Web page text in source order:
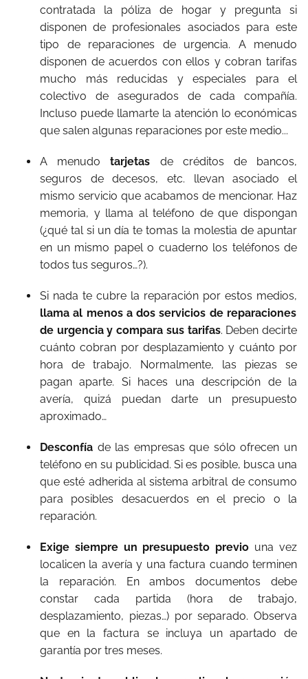
contratada la póliza de hogar y pregunta si
disponen de profesionales asociados para este
tipo de reparaciones de urgencia. A menudo
disponen de acuerdos con ellos y cobran tarifas
mucho más reducidas y especiales para el
colectivo de asegurados de cada compañía.
Incluso puede llamarte la atención lo económicas
que salen algunas reparaciones por este medio...
A menudotarjetas de créditos de bancos,
seguros de decesos, etc. llevan asociado el
mismo servicio que acabamos de mencionar. Haz
memoria, y llama al teléfono de que dispongan
(¿qué tal si un día te tomas la molestia de apuntar
en un mismo papel o cuaderno los teléfonos de
todos tus seguros…?).
Si nada te cubre la reparación por estos medios,
llama al menos a dos servicios de reparaciones
de urgencia y compara sus tarifas. Deben decirte
cuánto cobran por desplazamiento y cuánto por
hora de trabajo. Normalmente, las piezas se
pagan aparte. Si haces una descripción de la
avería, quizá puedan darte un presupuesto
aproximado…
Desconfía de las empresas que sólo ofrecen un
teléfono en su publicidad. Si es posible, busca una
que esté adherida al sistema arbitral de consumo
para posibles desacuerdos en el precio o la
reparación.
Exige siempre un presupuesto previo una vez
localicen la avería y una factura cuando terminen
la reparación. En ambos documentos debe
constar cada partida (hora de trabajo,
desplazamiento, piezas…) por separado. Observa
que en la factura se incluya un apartado de
garantía por tres meses.